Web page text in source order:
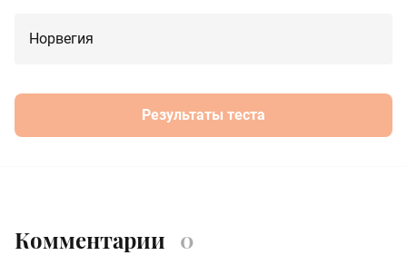
Норвегия
Результаты теста
Комментарии 0